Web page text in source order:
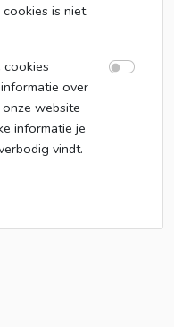
is niet
cookies
over
website
informatie je
vindt.